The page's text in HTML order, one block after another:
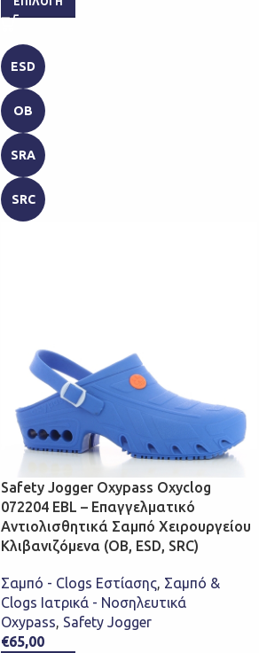
ESD
OB
SRA
SRC
Safety Jogger Oxypass Oxyclog
072204 EBL – Επαγγελματικό
Αντιολισθητικά Σαμπό Χειρουργείου
Κλιβανιζόμενα (OB, ESD, SRC)
Σαμπό - Clogs Εστίασης Σαμπό &
Clogs Ιατρικά - Νοσηλευτικά
Oxypass Safety Jogger
€65,00